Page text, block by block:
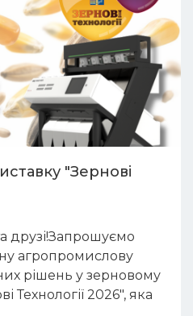
"Зернові
друзі!Запрошуємо
агропромислову
рішень у зерновому
Технології 2026", яка